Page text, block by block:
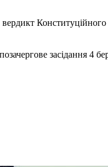
засідання 4